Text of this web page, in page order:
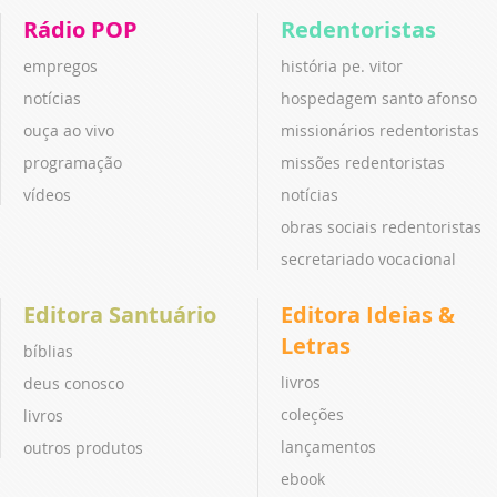
Rádio POP
empregos
notícias
ouça ao vivo
programação
vídeos
Redentoristas
história pe. vitor
hospedagem santo afonso
missionários redentoristas
missões redentoristas
notícias
obras sociais redentoristas
secretariado vocacional
Editora Santuário
bíblias
deus conosco
livros
outros produtos
Editora Ideias &
Letras
livros
coleções
lançamentos
ebook